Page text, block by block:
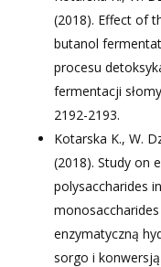
(2018). Effect of
butanol
procesu
fermentacji
2192-2193.
Kotarska K., W.
(2018). Study on
polysaccharides
enzymatyczną
sorgo i